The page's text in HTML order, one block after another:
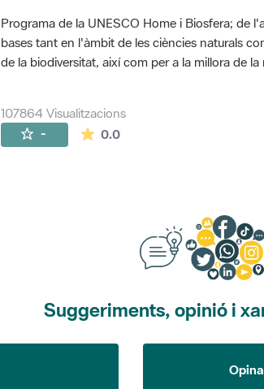
Programa de la UNESCO Home i Biosfera; de
bases tant en l'àmbit de les ciències naturals
de la biodiversitat, així com per a la millora de
107864 Visualitzacions
- 0.0La mitjana de les
Suggeriments, opinió i
Opina